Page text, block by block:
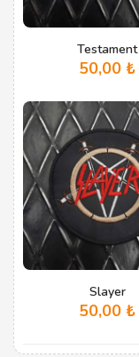
Testament
50,00 ₺
Slayer
50,00 ₺